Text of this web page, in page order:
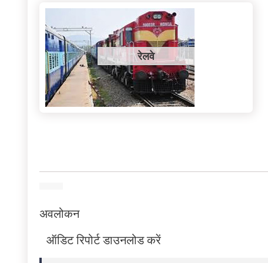
रेलवे
अवलोकन
ऑडिट रिपोर्ट डाउनलोड करें